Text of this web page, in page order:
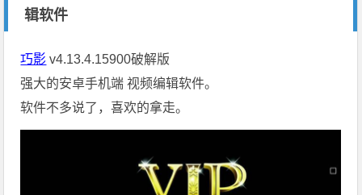
辑软件
巧影 v4.13.4.15900破解版
强大的安卓手机端 视频编辑软件。
软件不多说了，喜欢的拿走。